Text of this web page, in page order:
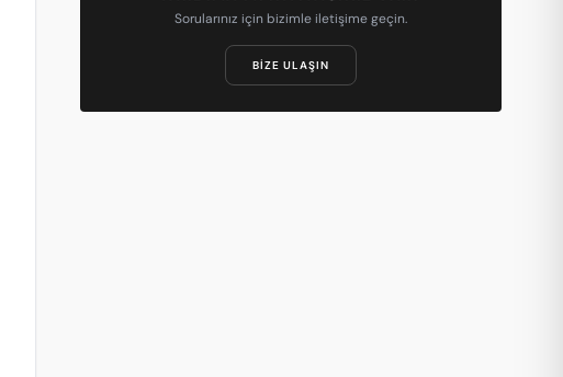
Sorularınız için bizimle iletişime geçin.
BIZE ULAŞIN